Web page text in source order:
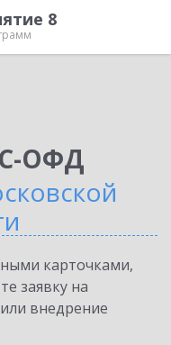
8
ОФД
карточками,
заявку на
внедрение